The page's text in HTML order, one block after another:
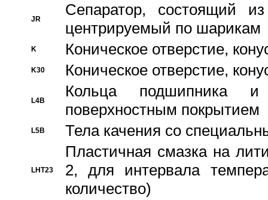
JR
Сепаратор, состоящий
центрируемый по шарикам
K Коническое отверстие,
K30 Коническое отверстие,
L4B
Кольца подшипника
поверхностным покрытием
L5B Тела качения со
LHT23
Пластичная смазка на
2, для интервала
количество)